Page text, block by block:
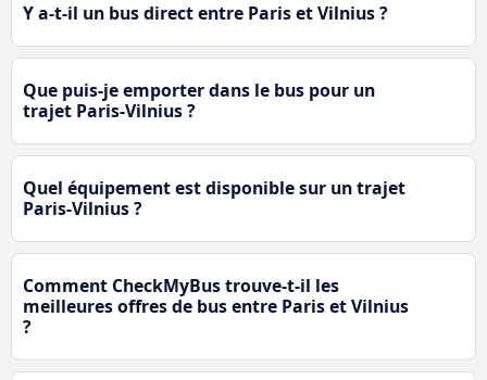
Y a-t-il un bus direct entre Paris et Vilnius ?
Que puis-je emporter dans le bus pour un
trajet Paris-Vilnius ?
Quel équipement est disponible sur un trajet
Paris-Vilnius ?
Comment CheckMyBus trouve-t-il les
meilleures offres de bus entre Paris et Vilnius
?